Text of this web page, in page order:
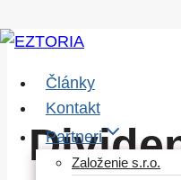
Skip
contentČlánky
Kontakt
Partneri
Založenie s.r.o.